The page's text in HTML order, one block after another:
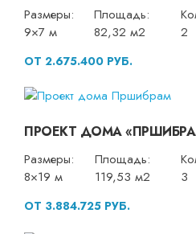
Размеры:
9×7 м
Площадь:
82,32 м2
2
ОТ 2.675.400 РУБ.
ПРОЕКТ ДОМА
Размеры:
8×19 м
Площадь:
119,53 м2
3
ОТ 3.884.725 РУБ.